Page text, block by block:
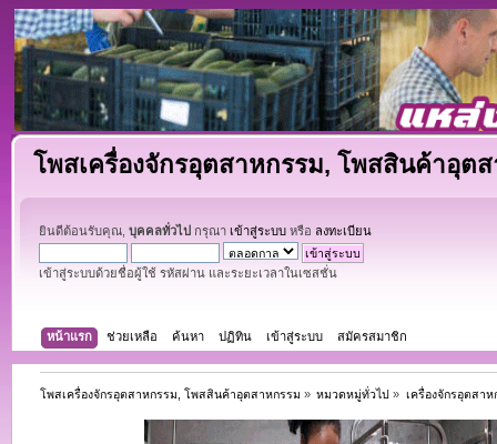
โพสเครื่องจักรอุตสาหกรรม, โพสสินค้าอุต
ยินดีต้อนรับคุณ, บุคคลทั่วไป กรุณา เข้าสู่ระบบหรือ ลงทะเบียน
เข้าสู่ระบบด้วยชื่อผู้ใช้ รหัสผ่าน และระยะเวลาในเซสชั่น
หน้าแรก ช่วยเหลือ ค้นหา ปฏิทิน เข้าสู่ระบบ สมัครสมาชิก
โพสเครื่องจักรอุตสาหกรรม, โพสสินค้าอุตสาหกรรม » หมวดหมู่ทั่วไป » เครื่องจักรอุตสา